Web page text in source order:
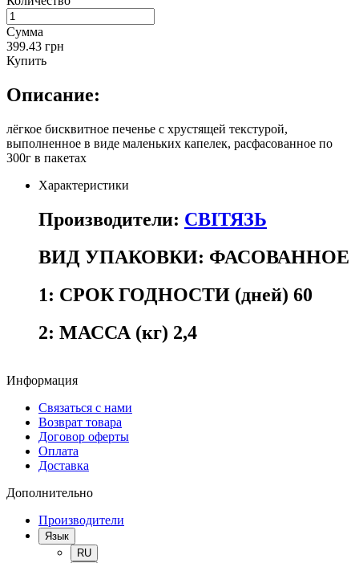
Сумма
399.43 грн
Купить
Описание:
лёгкое бисквитное печенье с хрустящей текстурой,
выполненное в виде маленьких капелек, расфасованное по
300г в пакетах
Характеристики
Производители: СВІТЯЗЬ
ВИД УПАКОВКИ: ФАСОВАННОЕ
1: СРОК ГОДНОСТИ (дней) 60
2: МАССА (кг) 2,4
Информация
Связаться с нами
Возврат товара
Договор оферты
Оплата
Доставка
Дополнительно
Производители
Язык
RU